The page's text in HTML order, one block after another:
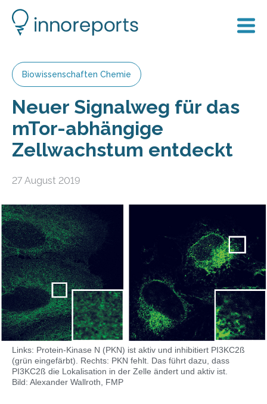
Biowissenschaften Chemie
Neuer Signalweg für das
mTor-abhängige
Zellwachstum entdeckt
27 August 2019
Links: Protein-Kinase N (PKN) ist aktiv und inhibitiert PI3KC2ß
(grün eingefärbt). Rechts: PKN fehlt. Das führt dazu, dass
PI3KC2ß die Lokalisation in der Zelle ändert und aktiv ist.
Bild: Alexander Wallroth, FMP